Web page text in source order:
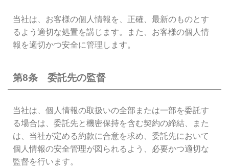
当社は、お客様の個人情報を、正確、最新のものとす
るよう適切な処置を講じます。また、お客様の個人情
報を適切かつ安全に管理します。
第8条 委託先の監督
当社は、個人情報の取扱いの全部または一部を委託す
る場合は、委託先と機密保持を含む契約の締結、また
は、当社が定める約款に合意を求め、委託先において
個人情報の安全管理が図られるよう、必要かつ適切な
監督を行います。